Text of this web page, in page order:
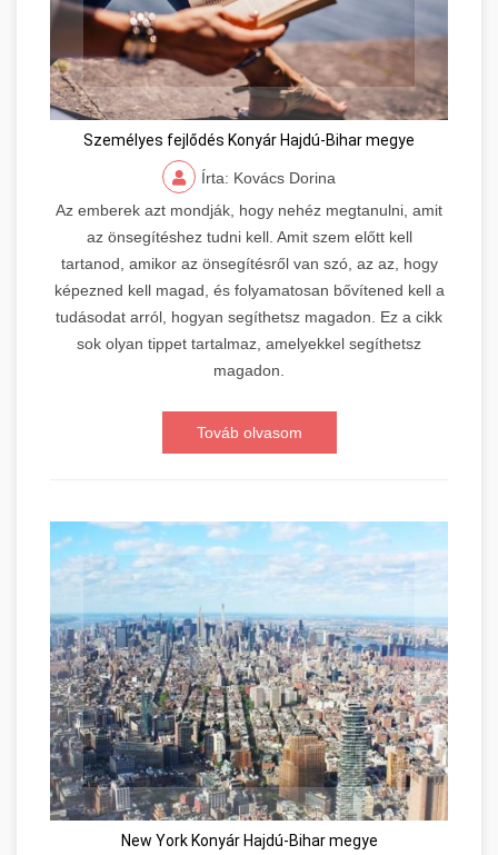
Személyes fejlődés Konyár Hajdú-Bihar megye
Írta: Kovács Dorina
Az emberek azt mondják, hogy nehéz megtanulni, amit
az önsegítéshez tudni kell. Amit szem előtt kell
tartanod, amikor az önsegítésről van szó, az az, hogy
képezned kell magad, és folyamatosan bővítened kell a
tudásodat arról, hogyan segíthetsz magadon. Ez a cikk
sok olyan tippet tartalmaz, amelyekkel segíthetsz
magadon.
Továb olvasom
New York Konyár Hajdú-Bihar megye